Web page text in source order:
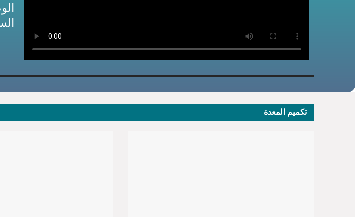
تكميم المعدة